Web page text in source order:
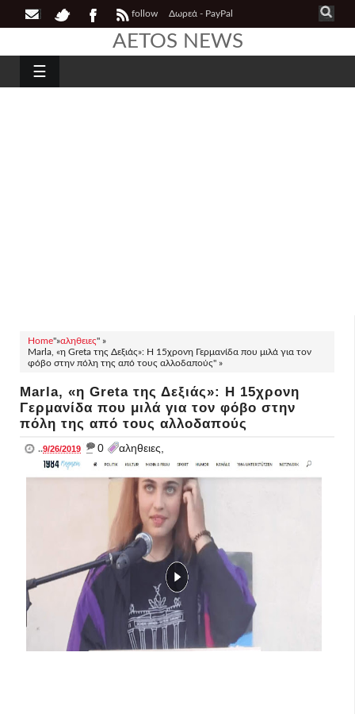
follow Δωρεά - PayPal
AETOS NEWS
☰
Home"»αληθειες" »
Marla, «η Greta της Δεξιάς»: Η 15χρονη Γερμανίδα που μιλά για τον
φόβο στην πόλη της από τους αλλοδαπούς" »
Marla, «η Greta της Δεξιάς»: Η 15χρονη
Γερμανίδα που μιλά για τον φόβο στην
πόλη της από τους αλλοδαπούς
..9/26/2019 _ 0 αληθειες,